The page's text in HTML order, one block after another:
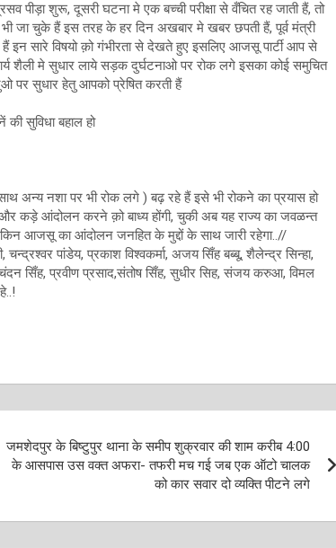
शुरू, दूसरी घटना मे एक बच्ची परीक्षा से वँचित रह जाती हैं, तो
भी जा चुके हैं इस तरह के हर दिन अखबार मे खबर छपती हैं, पूर्व मंत्री
इन सारे विषयो क़ो गंभीरता से देखते हुए इसलिए आजसू पार्टी आप से
शैली मे सुधार लाये सड़क दुर्घटनाओ पर रोक लगे इसका कोई समुचित
पर सुधार हेतु आपको प्रेषित करती हैं
सुविधा बहाल हो
अन्य नशा पर भी रोक लगे ) बढ़ रहे हैं इसे भी रोकने का प्रयास हो
कड़े आंदोलन करने क़ो बाध्य होंगी, चुकी अब यह राज्य का जवळन्त
आजसू का आंदोलन जनहित के मुद्दों के साथ जारी रहेगा..//
पांडेय, प्रकाश विश्वकर्मा, अजय सिँह बब्बू, शैलेन्द्र सिन्हा,
सिँह, प्रवीण प्रसाद,संतोष सिँह, सुधीर सिह, संजय करुआ, विमल
जमशेदपुर के बिष्टुपुर थाना के समीप शुक्रवार की शाम करीब 4:00
के आसपास उस वक्त अफरा- तफरी मच गई जब एक ऑटो चालक
को कार सवार दो व्यक्ति पीटने लगे